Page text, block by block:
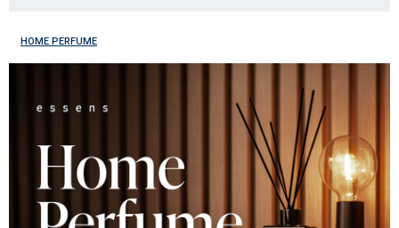
HOME PERFUME